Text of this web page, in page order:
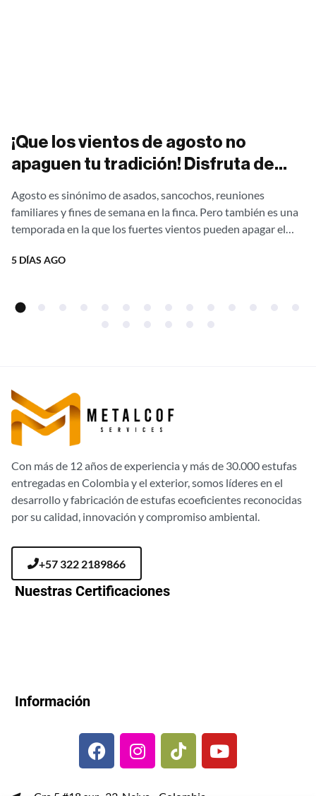
¡Que los vientos de agosto no
apaguen tu tradición! Disfruta de
humo con nuestras estufas
campestres Ergonatura. ¡Aprovecha
el 20% de descuento directo de
Agosto es sinónimo de asados, sancochos, reuniones
familiares y fines de semana en la finca. Pero también es una
temporada en la que los fuertes vientos pueden apagar el
5 DÍAS AGO
Con más de 12 años de experiencia y más de 30.000 estufas
entregadas en Colombia y el exterior, somos líderes en el
desarrollo y fabricación de estufas ecoeficientes reconocidas
por su calidad, innovación y compromiso ambiental.
+57 322 2189866
Nuestras Certificaciones
Información